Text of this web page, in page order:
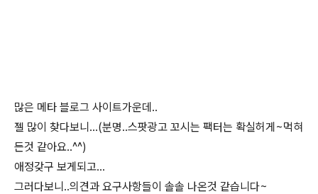
많은 메타 블로그 사이트가운데..
젤 많이 찾다보니...(분명..스팟광고 꼬시는 팩터는 확실허게~먹혀
든것 같아요..^^)
애정갖구 보게되고...
그러다보니..의견과 요구사항들이 솔솔 나온것 같습니다~